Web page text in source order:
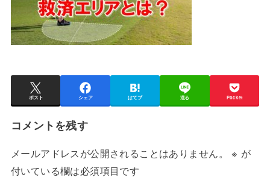
ポスト シェア はてブ 送る Pocket
コメントを残す
メールアドレスが公開されることはありません。 ※ が
付いている欄は必須項目です